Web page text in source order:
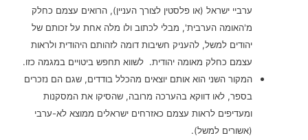
ערביי ישראל (או פלסטין לצורך העניין), הרואים עצמם כחלק
מ'האומה הערבית', מבלי לכתוב ולו מלה אחת על זכותם של
יהודים למשל, להעניק חשיבות דומה לזהותם היהודית ולראות
עצמם כחלק מאומה יהודית. לשווא תחפש ביטויים במגמה כזו.
המקור השני הוא אותם יוצאים מהכלל בודדים, שגם הם נזכרים
בספר, לאו דווקא בהערכה מרובה, שהסיקו את המסקנות
ומעדיפים לראות עצמם כאזרחים ישראלים ממוצא לא-ערבי
(אשורים למשל).